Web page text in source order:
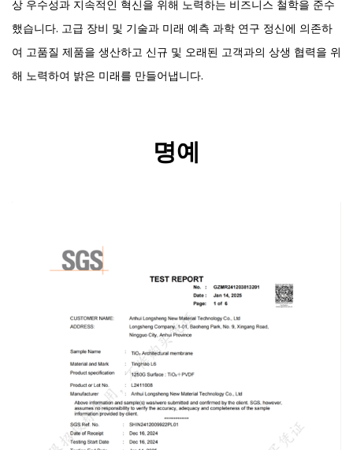
상 우수성과 지속적인 혁신을 위해 노력하는 비즈니스 철학을 준수
했습니다. 고급 장비 및 기술과 미래 예측 과학 연구 정신에 의존하
여 고품질 제품을 생산하고 신규 및 오래된 고객과의 상생 협력을 위
해 노력하여 밝은 미래를 만들어냅니다.
명예